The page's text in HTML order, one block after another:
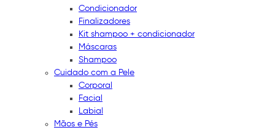
Condicionador
Finalizadores
Kit shampoo + condicionador
Máscaras
Shampoo
Cuidado com a Pele
Corporal
Facial
Labial
Mãos e Pés